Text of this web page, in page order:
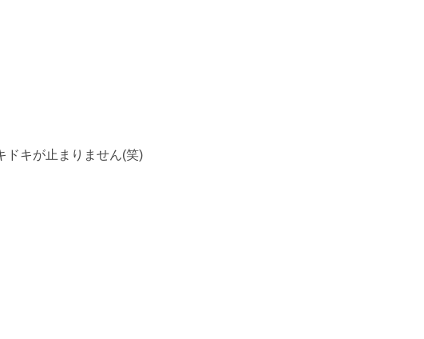
ドキが止まりません(笑)